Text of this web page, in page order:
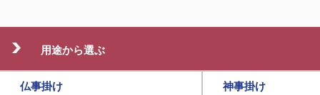
用途から選ぶ
仏事掛け 神事掛け